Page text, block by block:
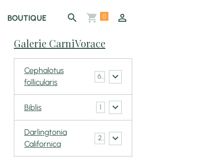
BOUTIQUE 0
Galerie CarniVorace
Cephalotus
follicularis
6
Biblis 1
Darlingtonia
Californica
2